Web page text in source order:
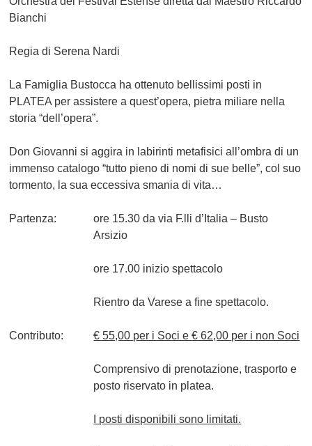
Bianchi
Regia di Serena Nardi
La Famiglia Bustocca ha ottenuto bellissimi posti in
PLATEA per assistere a quest’opera, pietra miliare nella
storia “dell’opera”.
Don Giovanni si aggira in labirinti metafisici all’ombra di un
immenso catalogo “tutto pieno di nomi di sue belle”, col suo
tormento, la sua eccessiva smania di vita…
Partenza:
ore 15.30 da via F.lli d’Italia – Busto
Arsizio
ore 17.00 inizio spettacolo
Rientro da Varese a fine spettacolo.
Contributo: € 55,00 per i Soci e€ 62,00 per i non Soci
Comprensivo di prenotazione, trasporto e
posto riservato in platea.
I posti disponibili sono limitati.